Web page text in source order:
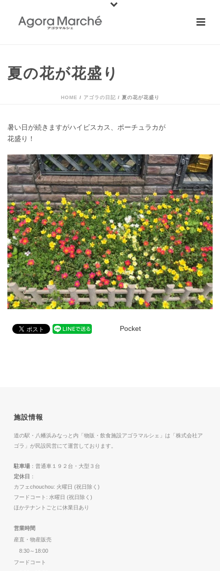
夏の花が花盛り
HOME / アゴラの日記 / 夏の花が花盛り
暑い日が続きますがハイビスカス、ポーチュラカが
花盛り！
Pocket
施設情報
道の駅・八幡浜みなっと内「物販・飲食施設アゴラマルシェ」は「株式会社ア
ゴラ」が民設民営にて運営しております。
駐車場 ：普通車１９２台・大型３台
定休日 ：
カフェchouchou: 火曜日 (祝日除く)
フードコート: 水曜日 (祝日除く)
ほかテナントごとに休業日あり
営業時間
産直・物産販売
8:30～18:00
フードコート